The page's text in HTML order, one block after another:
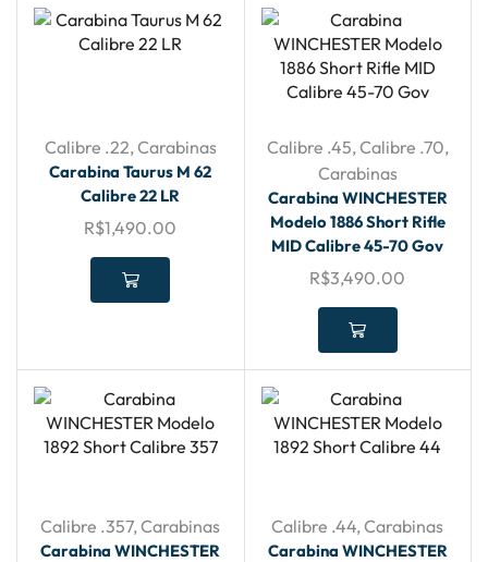
Calibre .22,Carabinas
Carabina Taurus M 62
Calibre 22 LR
R$1,490.00
Calibre .45,Calibre .70,
Carabinas
Carabina WINCHESTER
Modelo 1886 Short Rifle
MID Calibre 45-70 Gov
R$3,490.00
Calibre .357,Carabinas
Carabina WINCHESTER
Calibre .44,Carabinas
Carabina WINCHESTER